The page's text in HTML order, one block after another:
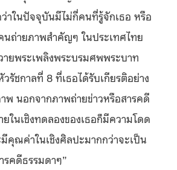
าในปัจจุบันมีไม่กี่คนที่รู้จักเธอ หรือ
นถ่ายภาพสำคัญๆ ในประเทศไทย
ายพระเพลิงพระบรมศพพระบาท
รัชกาลที่ 8 ที่เธอได้รับเกียรติอย่าง
พ นอกจากภาพถ่ายข่าวหรือสารคดี
ในเชิงทดลองของเธอก็มีความโดด
คุณค่าในเชิงศิลปะมากกว่าจะเป็น
รคดีธรรมดาๆ”